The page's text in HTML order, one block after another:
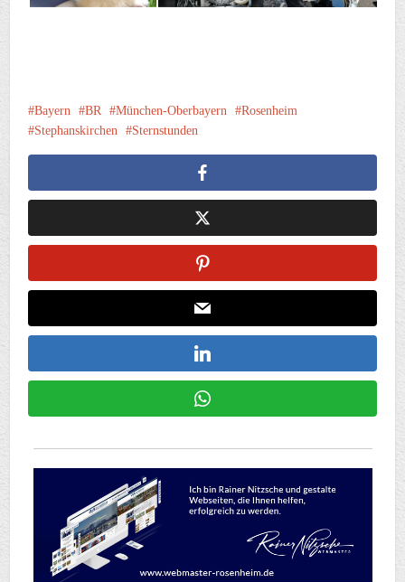
Bayern BR München-Oberbayern
Rosenheim
Stephanskirchen
Sternstunden